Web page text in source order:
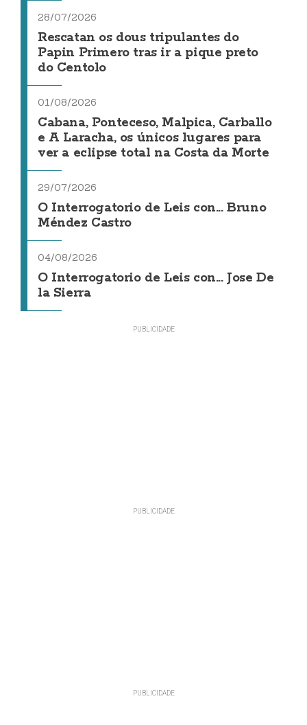
28/07/2026
Rescatan os dous tripulantes do
Papin Primero tras ir a pique preto
do Centolo
01/08/2026
Cabana, Ponteceso, Malpica, Carballo
e A Laracha, os únicos lugares para
ver a eclipse total na Costa da Morte
29/07/2026
O Interrogatorio de Leis con... Bruno
Méndez Castro
04/08/2026
O Interrogatorio de Leis con... Jose De
la Sierra